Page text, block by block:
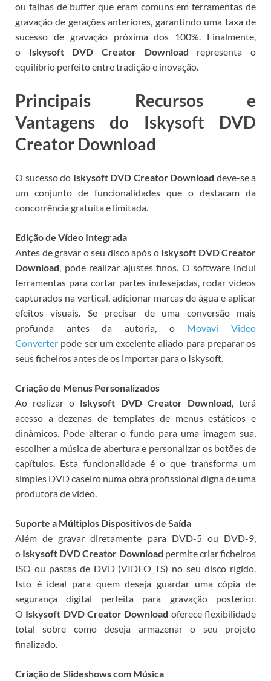
ou falhas de buffer que eram comuns em ferramentas de
gravação de gerações anteriores, garantindo uma taxa de
sucesso de gravação próxima dos 100%. Finalmente,
o Iskysoft DVD Creator Download representa o
equilíbrio perfeito entre tradição e inovação.
Principais Recursos e
Vantagens do Iskysoft DVD
Creator Download
O sucesso do Iskysoft DVD Creator Download deve-se a
um conjunto de funcionalidades que o destacam da
concorrência gratuita e limitada.
Edição de Vídeo Integrada
Antes de gravar o seu disco após o Iskysoft DVD Creator
Download, pode realizar ajustes finos. O software inclui
ferramentas para cortar partes indesejadas, rodar vídeos
capturados na vertical, adicionar marcas de água e aplicar
efeitos visuais. Se precisar de uma conversão mais
profunda antes da autoria, o Movavi Video
Converter pode ser um excelente aliado para preparar os
seus ficheiros antes de os importar para o Iskysoft.
Criação de Menus Personalizados
Ao realizar o Iskysoft DVD Creator Download, terá
acesso a dezenas de templates de menus estáticos e
dinâmicos. Pode alterar o fundo para uma imagem sua,
escolher a música de abertura e personalizar os botões de
capítulos. Esta funcionalidade é o que transforma um
simples DVD caseiro numa obra profissional digna de uma
produtora de vídeo.
Suporte a Múltiplos Dispositivos de Saída
Além de gravar diretamente para DVD-5 ou DVD-9,
o Iskysoft DVD Creator Download permite criar ficheiros
ISO ou pastas de DVD (VIDEO_TS) no seu disco rígido.
Isto é ideal para quem deseja guardar uma cópia de
segurança digital perfeita para gravação posterior.
O Iskysoft DVD Creator Download oferece flexibilidade
total sobre como deseja armazenar o seu projeto
finalizado.
Criação de Slideshows com Música